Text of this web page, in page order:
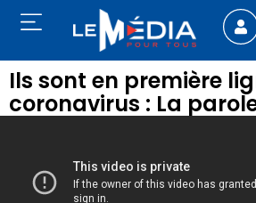
Ils sont en première
coronavirus : La